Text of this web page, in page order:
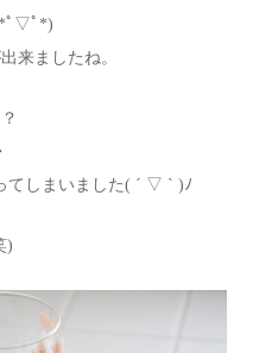
ﾟ▽ﾟ*)
来ましたね。
てしまいました( ´ ▽ ` )ﾉ
)